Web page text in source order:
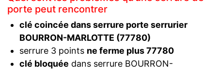
porte peut rencontrer
clé coincée dans serrure porte serrurier
BOURRON-MARLOTTE (77780)
serrure 3 points ne ferme plus 77780
clé bloquée dans serrure BOURRON-